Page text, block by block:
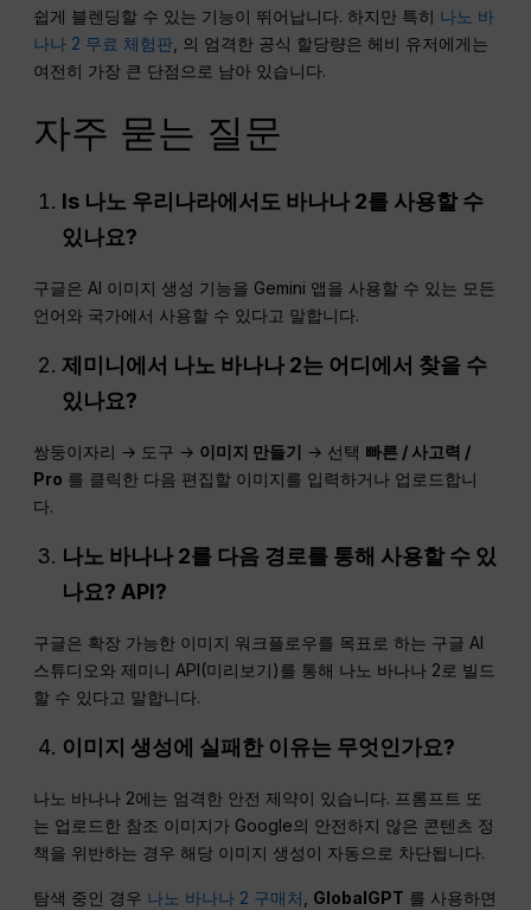
쉽게 블렌딩할 수 있는 기능이 뛰어납니다. 하지만 특히 나노 바
나나 2 무료 체험판 , 의 엄격한 공식 할당량은 헤비 유저에게는
여전히 가장 큰 단점으로 남아 있습니다.
자주 묻는 질문
Is 나노 우리나라에서도 바나나 2를 사용할 수
있나요?
구글은 AI 이미지 생성 기능을 Gemini 앱을 사용할 수 있는 모든
언어와 국가에서 사용할 수 있다고 말합니다.
제미니에서 나노 바나나 2는 어디에서 찾을 수
있나요?
쌍둥이자리 → 도구 → 이미지 만들기 → 선택 빠른 / 사고력 /
Pro 를 클릭한 다음 편집할 이미지를 입력하거나 업로드합니
다.
나노 바나나 2를 다음 경로를 통해 사용할 수 있
나요?API?
구글은 확장 가능한 이미지 워크플로우를 목표로 하는 구글 AI
스튜디오와 제미니 API(미리보기)를 통해 나노 바나나 2로 빌드
할 수 있다고 말합니다.
이미지 생성에 실패한 이유는 무엇인가요?
나노 바나나 2에는 엄격한 안전 제약이 있습니다. 프롬프트 또
는 업로드한 참조 이미지가 Google의 안전하지 않은 콘텐츠 정
책을 위반하는 경우 해당 이미지 생성이 자동으로 차단됩니다.
탐색 중인 경우 나노 바나나 2 구매처 GlobalGPT 를 사용하면